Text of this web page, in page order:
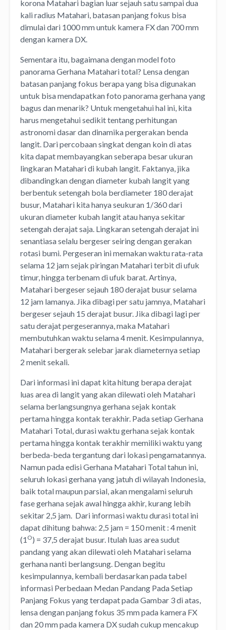
korona Matahari bagian luar sejauh satu sampai dua
kali radius Matahari, batasan panjang fokus bisa
dimulai dari 1000 mm untuk kamera FX dan 700 mm
dengan kamera DX.
Sementara itu, bagaimana dengan model foto
panorama Gerhana Matahari total? Lensa dengan
batasan panjang fokus berapa yang bisa digunakan
untuk bisa mendapatkan foto panorama gerhana yang
bagus dan menarik? Untuk mengetahui hal ini, kita
harus mengetahui sedikit tentang perhitungan
astronomi dasar dan dinamika pergerakan benda
langit. Dari percobaan singkat dengan koin di atas
kita dapat membayangkan seberapa besar ukuran
lingkaran Matahari di kubah langit. Faktanya, jika
dibandingkan dengan diameter kubah langit yang
berbentuk setengah bola berdiameter 180 derajat
busur, Matahari kita hanya seukuran 1/360 dari
ukuran diameter kubah langit atau hanya sekitar
setengah derajat saja. Lingkaran setengah derajat ini
senantiasa selalu bergeser seiring dengan gerakan
rotasi bumi. Pergeseran ini memakan waktu rata-rata
selama 12 jam sejak piringan Matahari terbit di ufuk
timur, hingga terbenam di ufuk barat. Artinya,
Matahari bergeser sejauh 180 derajat busur selama
12 jam lamanya. Jika dibagi per satu jamnya, Matahari
bergeser sejauh 15 derajat busur. Jika dibagi lagi per
satu derajat pergeserannya, maka Matahari
membutuhkan waktu selama 4 menit. Kesimpulannya,
Matahari bergerak selebar jarak diameternya setiap
2 menit sekali.
Dari informasi ini dapat kita hitung berapa derajat
luas area di langit yang akan dilewati oleh Matahari
selama berlangsungnya gerhana sejak kontak
pertama hingga kontak terakhir. Pada setiap Gerhana
Matahari Total, durasi waktu gerhana sejak kontak
pertama hingga kontak terakhir memiliki waktu yang
berbeda-beda tergantung dari lokasi pengamatannya.
Namun pada edisi Gerhana Matahari Total tahun ini,
seluruh lokasi gerhana yang jatuh di wilayah Indonesia,
baik total maupun parsial, akan mengalami seluruh
fase gerhana sejak awal hingga akhir, kurang lebih
sekitar 2,5 jam. Dari informasi waktu durasi total ini
dapat dihitung bahwa: 2,5 jam = 150 menit : 4 menit
(1 O) = 37,5 derajat busur. Itulah luas area sudut
pandang yang akan dilewati oleh Matahari selama
gerhana nanti berlangsung. Dengan begitu
kesimpulannya, kembali berdasarkan pada tabel
informasi Perbedaan Medan Pandang Pada Setiap
Panjang Fokus yang terdapat pada Gambar 3 di atas,
lensa dengan panjang fokus 35 mm pada kamera FX
dan 20 mm pada kamera DX sudah cukup mencakup